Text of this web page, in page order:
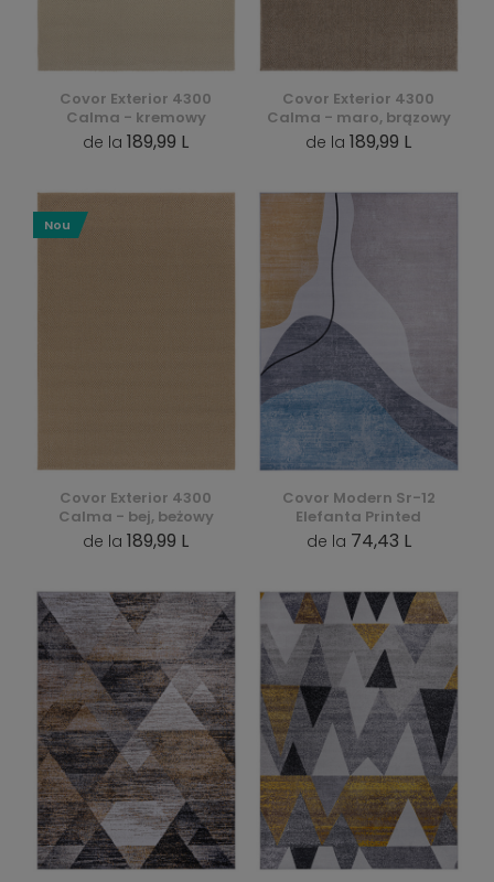
Covor Exterior 4300
Calma - kremowy
de la 189,99 L
Covor Exterior 4300
Calma - maro, brązowy
de la 189,99 L
Covor Exterior 4300
Calma - bej, beżowy
de la 189,99 L
Nou
Covor Modern Sr-12
Elefanta Printed
de la 74,43 L